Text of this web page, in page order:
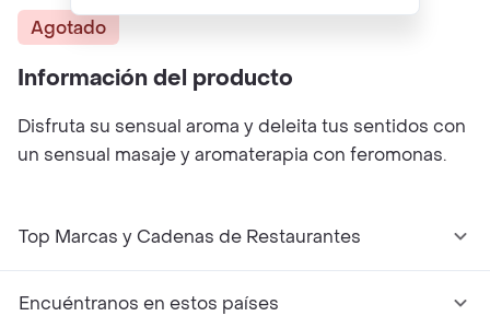
Agotado
Información del producto
Disfruta su sensual aroma y deleita tus sentidos con
un sensual masaje y aromaterapia con feromonas.
Top Marcas y Cadenas de Restaurantes
Encuéntranos en estos países